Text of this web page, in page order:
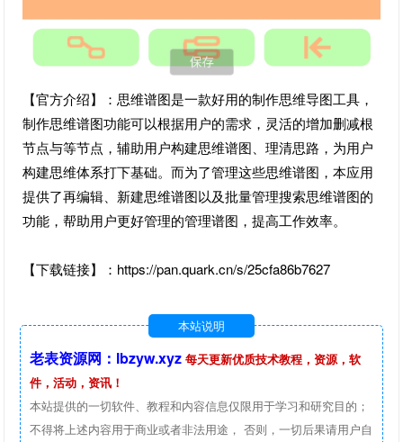
【官方介绍】：思维谱图是一款好用的制作思维导图工具，
制作思维谱图功能可以根据用户的需求，灵活的增加删减根
节点与等节点，辅助用户构建思维谱图、理清思路，为用户
构建思维体系打下基础。而为了管理这些思维谱图，本应用
提供了再编辑、新建思维谱图以及批量管理搜索思维谱图的
功能，帮助用户更好管理的管理谱图，提高工作效率。
【下载链接】：https://pan.quark.cn/s/25cfa86b7627
本站说明
老表资源网：lbzyw.xyz 每天更新优质技术教程，资源，软
件，活动，资讯！
本站提供的一切软件、教程和内容信息仅限用于学习和研究目的；
不得将上述内容用于商业或者非法用途， 否则，一切后果请用户自